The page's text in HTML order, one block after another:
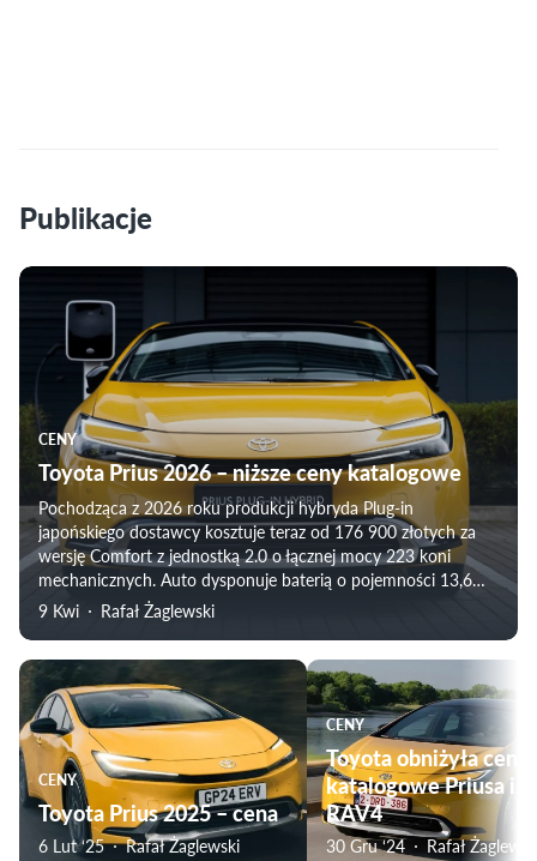
Publikacje
CENY
Toyota Prius 2026 – niższe ceny katalogowe
Pochodząca z 2026 roku produkcji hybryda Plug-in
japońskiego dostawcy kosztuje teraz od 176 900 złotych za
wersję Comfort z jednostką 2.0 o łącznej mocy 223 koni
mechanicznych. Auto dysponuje baterią o pojemności 13,6
kWh.
9 Kwi Rafał Żaglewski
CENY
Toyota Prius 2025 – cena
6 Lut ‘25 Rafał Żaglewski
CENY
Toyota obniżyła ceny
katalogowe Priusa i
RAV4
30 Gru ‘24 Rafał